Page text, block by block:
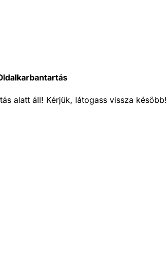
alatt áll! Kérjük, látogass vissza később!